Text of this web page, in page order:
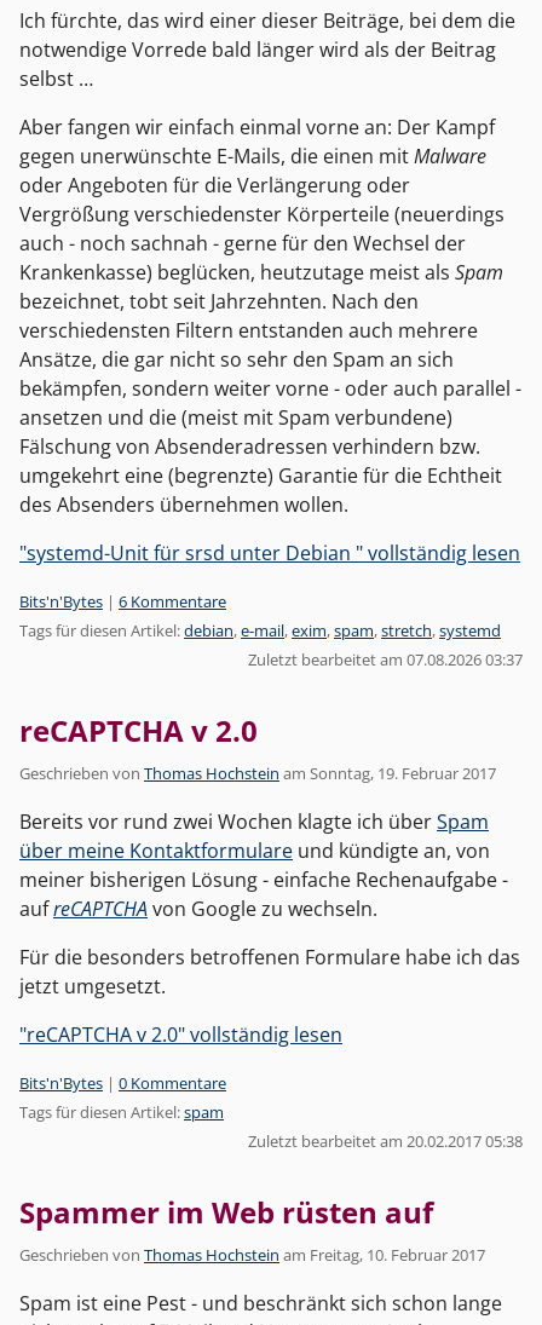
Ich fürchte, das wird einer dieser Beiträge, bei dem die
notwendige Vorrede bald länger wird als der Beitrag
selbst …
Aber fangen wir einfach einmal vorne an: Der Kampf
gegen unerwünschte E-Mails, die einen mitMalware
oder Angeboten für die Verlängerung oder
Vergrößung verschiedenster Körperteile (neuerdings
auch - noch sachnah - gerne für den Wechsel der
Krankenkasse) beglücken, heutzutage meist als Spam
bezeichnet, tobt seit Jahrzehnten. Nach den
verschiedensten Filtern entstanden auch mehrere
Ansätze, die gar nicht so sehr den Spam an sich
bekämpfen, sondern weiter vorne - oder auch parallel -
ansetzen und die (meist mit Spam verbundene)
Fälschung von Absenderadressen verhindern bzw.
umgekehrt eine (begrenzte) Garantie für die Echtheit
des Absenders übernehmen wollen.
"systemd-Unit für srsd unter Debian " vollständig lesen
Kategorien:
Bits'n'Bytes | 6 Kommentare
Tags für diesen Artikel:debian,e-mail,exim,spam,stretch,systemd
Zuletzt bearbeitet am 07.08.2026 03:37
reCAPTCHA v 2.0
Geschrieben von Thomas Hochstein am Sonntag, 19. Februar 2017
Bereits vor rund zwei Wochen klagte ich überSpam
über meine Kontaktformulare und kündigte an, von
meiner bisherigen Lösung - einfache Rechenaufgabe -
aufreCAPTCHAvon Google zu wechseln.
Für die besonders betroffenen Formulare habe ich das
jetzt umgesetzt.
"reCAPTCHA v 2.0" vollständig lesen
Kategorien:
Bits'n'Bytes | 0 Kommentare
Tags für diesen Artikel:spam
Zuletzt bearbeitet am 20.02.2017 05:38
Spammer im Web rüsten auf
Geschrieben von Thomas Hochstein am Freitag, 10. Februar 2017
Spam ist eine Pest - und beschränkt sich schon lange